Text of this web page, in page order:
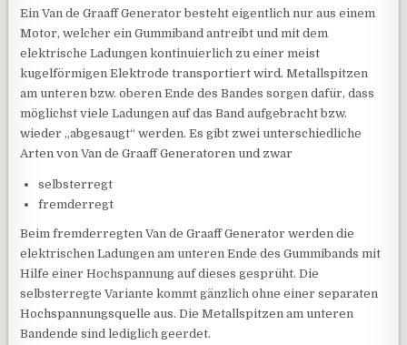
Ein Van de Graaff Generator besteht eigentlich nur aus einem
Motor, welcher ein Gummiband antreibt und mit dem
elektrische Ladungen kontinuierlich zu einer meist
kugelförmigen Elektrode transportiert wird. Metallspitzen
am unteren bzw. oberen Ende des Bandes sorgen dafür, dass
möglichst viele Ladungen auf das Band aufgebracht bzw.
wieder „abgesaugt“ werden. Es gibt zwei unterschiedliche
Arten von Van de Graaff Generatoren und zwar
selbsterregt
fremderregt
Beim fremderregten Van de Graaff Generator werden die
elektrischen Ladungen am unteren Ende des Gummibands mit
Hilfe einer Hochspannung auf dieses gesprüht. Die
selbsterregte Variante kommt gänzlich ohne einer separaten
Hochspannungsquelle aus. Die Metallspitzen am unteren
Bandende sind lediglich geerdet.